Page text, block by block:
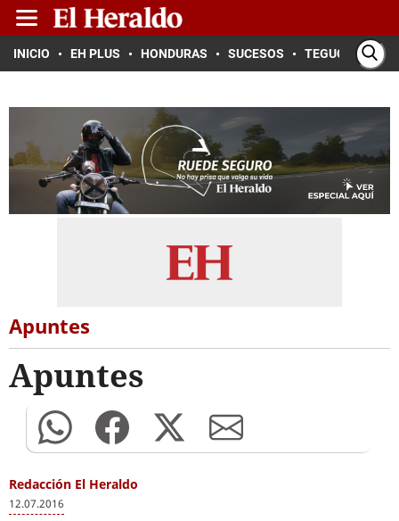
INICIO EH PLUS HONDURAS SUCESOS TEGUCIGALPA
Apuntes
Apuntes
Redacción El Heraldo
12.07.2016